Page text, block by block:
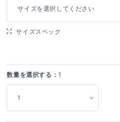
サイズを選択してください
サイズスペック
数量を選択する： 1